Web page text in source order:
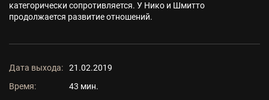
категорически сопротивляется. У Нико и Шмитто
продолжается развитие отношений.
Дата выхода:
21.02.2019
Время:
43 мин.